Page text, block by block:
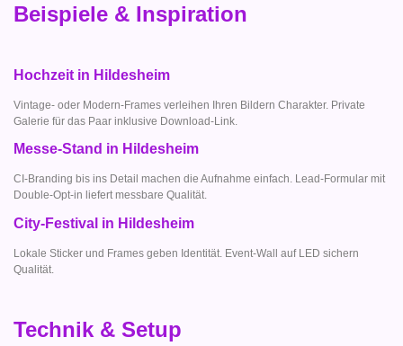
Beispiele & Inspiration
Hochzeit in Hildesheim
Vintage- oder Modern-Frames verleihen Ihren Bildern Charakter. Private
Galerie für das Paar inklusive Download-Link.
Messe-Stand in Hildesheim
CI-Branding bis ins Detail machen die Aufnahme einfach. Lead-Formular mit
Double-Opt-in liefert messbare Qualität.
City-Festival in Hildesheim
Lokale Sticker und Frames geben Identität. Event-Wall auf LED sichern
Qualität.
Technik & Setup